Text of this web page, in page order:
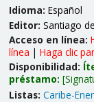
Idioma: Español
Editor: Santiago
Acceso en línea:
línea | Haga clic
Disponibilidad:
préstamo:
Listas: Caribe-